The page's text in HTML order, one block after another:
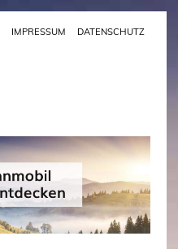
IMPRESSUM DATENSCHUTZ